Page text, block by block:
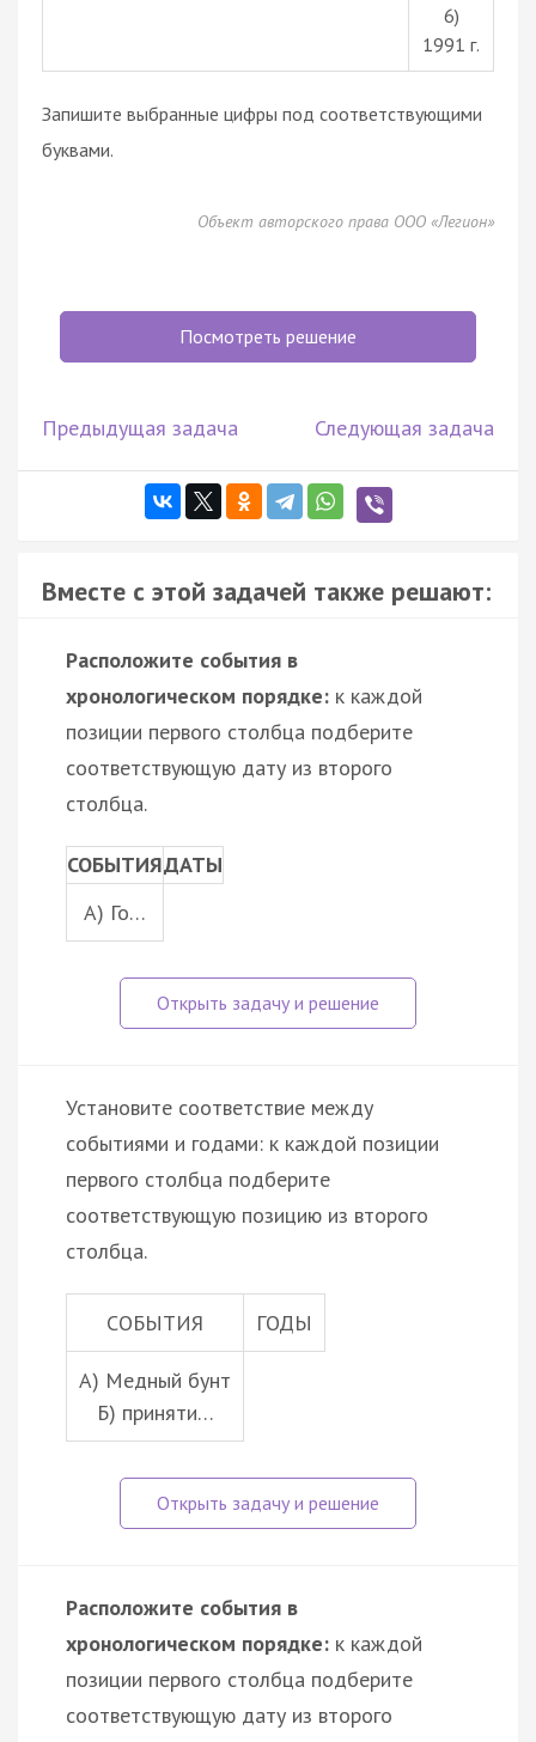
6)
1991 г.
Запишите выбранные цифры под соответствующими
буквами.
Объект авторского права ООО «Легион»
Посмотреть решение
Предыдущая задача Следующая задача
Вместе с этой задачей также решают:
Расположите события в
хронологическом порядке: к каждой
позиции первого столбца подберите
соответствующую дату из второго
столбца.
СОБЫТИЯДАТЫ
A) Го…
Установите соответствие между
событиями и годами: к каждой позиции
первого столбца подберите
соответствующую позицию из второго
столбца.
СОБЫТИЯ ГОДЫ
А) Медный бунт
Б) приняти…
Расположите события в
хронологическом порядке: к каждой
позиции первого столбца подберите
соответствующую дату из второго